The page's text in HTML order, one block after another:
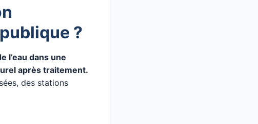
?
l’eau dans une
après traitement.
des stations